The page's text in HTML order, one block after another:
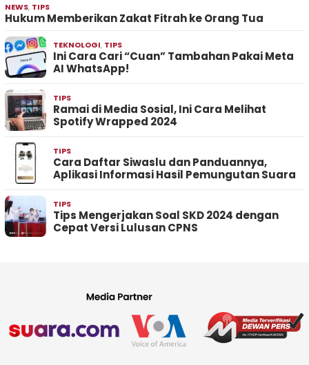
NEWS, TIPS
Hukum Memberikan Zakat Fitrah ke Orang Tua
TEKNOLOGI, TIPS
Ini Cara Cari “Cuan” Tambahan Pakai Meta
AI WhatsApp!
TIPS
Ramai di Media Sosial, Ini Cara Melihat
Spotify Wrapped 2024
TIPS
Cara Daftar Siwaslu dan Panduannya,
Aplikasi Informasi Hasil Pemungutan Suara
TIPS
Tips Mengerjakan Soal SKD 2024 dengan
Cepat Versi Lulusan CPNS